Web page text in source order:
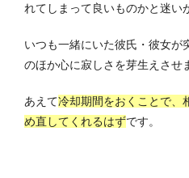
れてしまって良いものかと迷い
いつも一緒にいた彼氏・彼女が
のほか心に寂しさを芽生えさせ
あえて冷却期間をおくことで、
め直してくれるはずです。